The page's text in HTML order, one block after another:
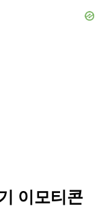
이모티콘